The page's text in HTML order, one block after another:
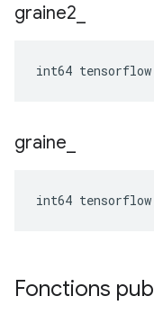
graine2
int64
graine
int64
Fonctions